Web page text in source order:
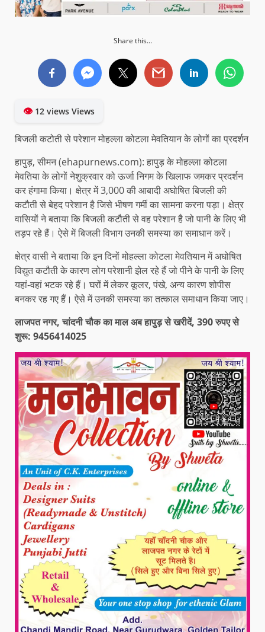
Share this...
👁12 views Views
बिजली कटोती से परेशान मोहल्ला कोटला मेवतियान के लोगों का प्रदर्शन
हापुड़, सीमन (ehapurnews.com): हापुड़ के मोहल्ला कोटला
मेवतिया के लोगों नेशुक्रवार को ऊर्जा निगम के खिलाफ जमकर प्रदर्शन
कर हंगामा किया। क्षेत्र में 3,000 की आबादी अघोषित बिजली की
कटौती से बेहद परेशान है जिसे भीषण गर्मी का सामना करना पड़ा। क्षेत्र
वासियों ने बताया कि बिजली कटौती से वह परेशान है जो पानी के लिए भी
तड़प रहे हैं। ऐसे में बिजली विभाग उनकी समस्या का समाधान करें।
क्षेत्र वासी ने बताया कि इन दिनों मोहल्ला कोटला मेवतियान में अघोषित
विद्युत कटौती के कारण लोग परेशानी झेल रहे हैं जो पीने के पानी के लिए
यहां-वहां भटक रहे हैं। घरों में लेकर कूलर, पंखे, अन्य कारण शोपीस
बनकर रह गए हैं। ऐसे में उनकी समस्या का तत्काल समाधान किया जाए।
लाजपत नगर, चांदनी चौक का माल अब हापुड़ से खरीदें, 390 रुपए से
शुरू: 9456414025